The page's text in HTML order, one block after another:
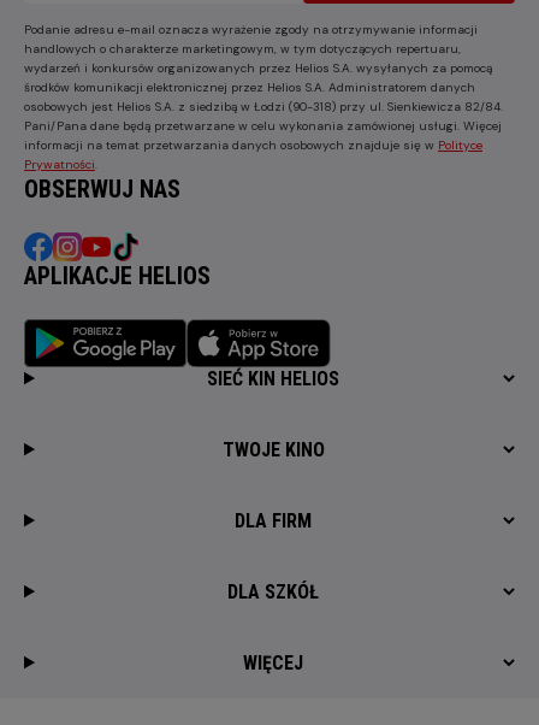
Podanie adresu e-mail oznacza wyrażenie zgody na otrzymywanie informacji
handlowych o charakterze marketingowym, w tym dotyczących repertuaru,
wydarzeń i konkursów organizowanych przez Helios S.A. wysyłanych za pomocą
środków komunikacji elektronicznej przez Helios S.A. Administratorem danych
osobowych jest Helios S.A. z siedzibą w Łodzi (90-318) przy ul. Sienkiewicza 82/84.
Pani/Pana dane będą przetwarzane w celu wykonania zamówionej usługi. Więcej
informacji na temat przetwarzania danych osobowych znajduje się w Polityce
Prywatności
OBSERWUJ NAS
APLIKACJE HELIOS
SIEĆ KIN HELIOS
TWOJE KINO
DLA FIRM
DLA SZKÓŁ
WIĘCEJ